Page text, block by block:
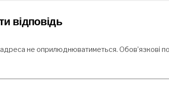
відповідь
не оприлюднюватиметься. Обов’язкові